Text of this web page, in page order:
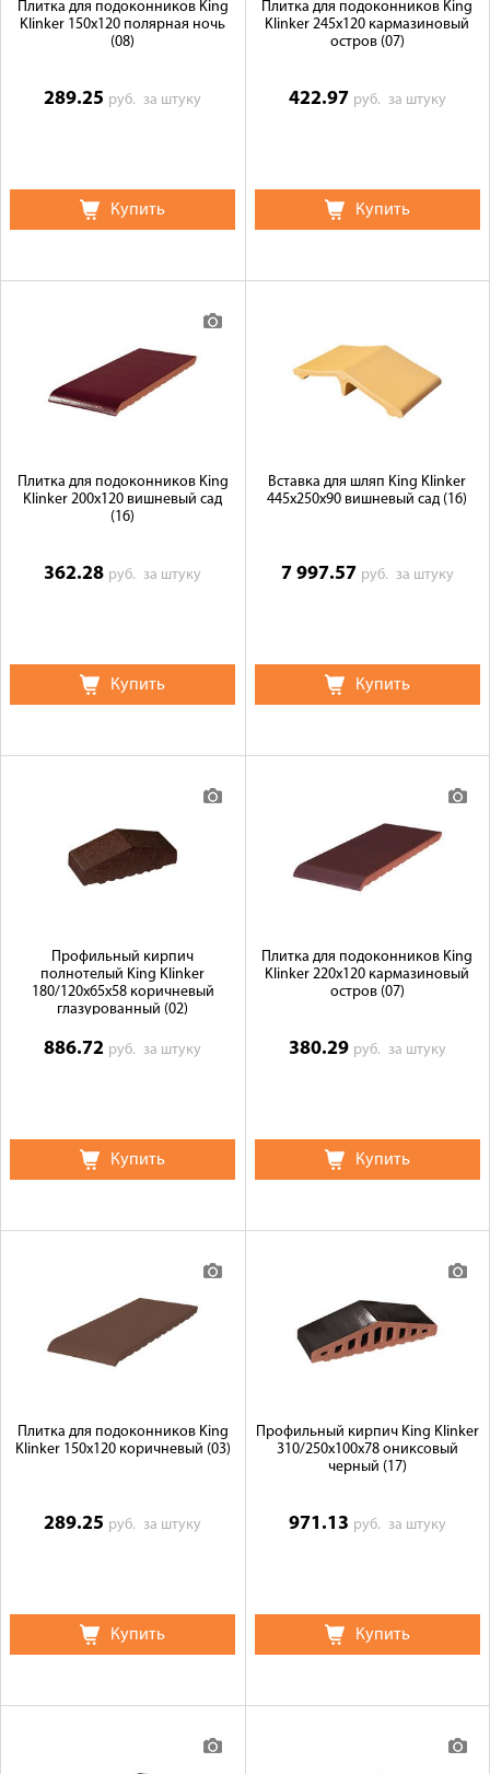
Плитка для подоконников King
Klinker 150х120 полярная ночь
(08)
289.25 руб.за штуку
Купить
Плитка для подоконников King
Klinker 245х120 кармазиновый
остров (07)
422.97 руб. за штуку
Купить
Плитка для подоконников King
Klinker 200х120 вишневый сад
(16)
362.28 руб.за штуку
Купить
Вставка для шляп King Klinker
445x250x90 вишневый сад (16)
7 997.57 руб. за штуку
Купить
Профильный кирпич
полнотелый King Klinker
180/120x65x58 коричневый
глазурованный (02)
886.72 руб.за штуку
Купить
Плитка для подоконников King
Klinker 220х120 кармазиновый
остров (07)
380.29 руб. за штуку
Купить
Плитка для подоконников King
Klinker 150х120 коричневый (03)
289.25 руб.за штуку
Купить
Профильный кирпич King Klinker
310/250x100x78 ониксовый
черный (17)
971.13 руб. за штуку
Купить